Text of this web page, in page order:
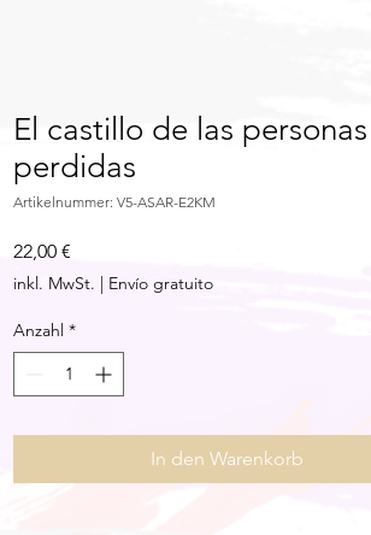
El castillo de las personas
perdidas
Artikelnummer: V5-ASAR-E2KM
22,00 €
inkl. MwSt. | Envío gratuito
Anzahl *
In den Warenkorb